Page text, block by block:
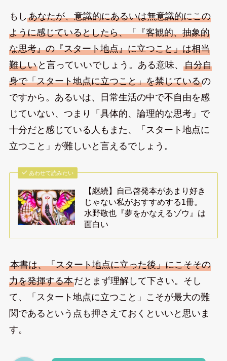
もし あなたが、意識的にあるいは無意識的にこの
ように感じているとしたら、「『客観的、抽象的
な思考』の『スタート地点』に立つこと」は相当
難しいと言っていいでしょう。ある意味、 自分自
身で「スタート地点に立つこと」を禁じているの
ですから。あるいは、日常生活の中で不自由を感
じていない、つまり「具体的、論理的な思考」で
十分だと感じている人もまた、「スタート地点に
立つこと」が難しいと言えるでしょう。
あわせて読みたい
【継続】自己啓発本があまり好き
じゃない私がおすすめする1冊。
水野敬也『夢をかなえるゾウ』は
面白い
本書は、「スタート地点に立った後」にこそその
力を発揮する本だとまず理解して下さい。そし
て、「スタート地点に立つこと」こそが最大の難
関であるという点も押さえておくといいと思いま
す。